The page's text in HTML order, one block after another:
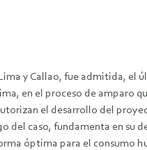
y Callao, fue admitida, el
en el proceso de amparo
el desarrollo del
del caso, fundamenta en su
óptima para el consumo